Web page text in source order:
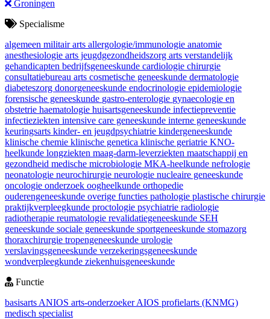
Groningen
Specialisme
algemeen militair arts allergologie/immunologie anatomie
anesthesiologie arts jeugdgezondheidszorg arts verstandelijk
gehandicapten bedrijfsgeneeskunde cardiologie chirurgie
consultatiebureau arts cosmetische geneeskunde dermatologie
diabeteszorg donorgeneeskunde endocrinologie epidemiologie
forensische geneeskunde gastro-enterologie gynaecologie en
obstetrie haematologie huisartsgeneeskunde infectiepreventie
infectieziekten intensive care geneeskunde interne geneeskunde
keuringsarts kinder- en jeugdpsychiatrie kindergeneeskunde
klinische chemie klinische genetica klinische geriatrie KNO-
heelkunde longziekten maag-darm-leverziekten maatschappij en
gezondheid medische microbiologie MKA-heelkunde nefrologie
neonatologie neurochirurgie neurologie nucleaire geneeskunde
oncologie onderzoek oogheelkunde orthopedie
ouderengeneeskunde overige functies pathologie plastische chirurgie
praktijkverpleegkunde proctologie psychiatrie radiologie
radiotherapie reumatologie revalidatiegeneeskunde SEH
geneeskunde sociale geneeskunde sportgeneeskunde stomazorg
thoraxchirurgie tropengeneeskunde urologie
verslavingsgeneeskunde verzekeringsgeneeskunde
wondverpleegkunde ziekenhuisgeneeskunde
Functie
basisarts ANIOS arts-onderzoekerAIOS profielarts (KNMG)
medisch specialist